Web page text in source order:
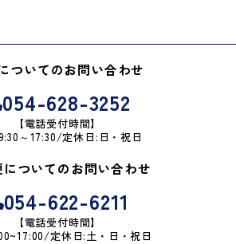
ついてのお問い合わせ
054-628-3252
【電話受付時間】
～17:30/定休日:日・祝日
ついてのお問い合わせ
054-622-6211
【電話受付時間】
定休日:土・日・祝日